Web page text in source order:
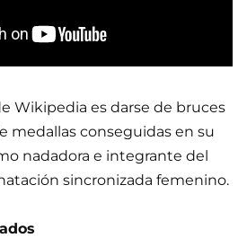
Wikipedia es darse de bruces
medallas conseguidas en su
nadadora e integrante del
sincronizada femenino.